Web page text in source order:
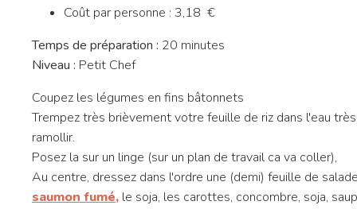
Coût par personne : 3,18 €
Temps de préparation : 20 minutes
Niveau : Petit Chef
Coupez les légumes en fins bâtonnets
Trempez très brièvement votre feuille de riz dans l'eau
ramollir.
Posez la sur un linge (sur un plan de travail ca va coller),
Au centre, dressez dans l'ordre une (demi) feuille de
saumon fumé, le soja, les carottes, concombre, soja,